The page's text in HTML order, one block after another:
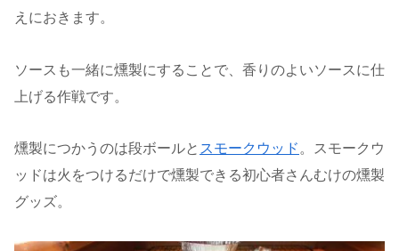
えにおきます。
ソースも一緒に燻製にすることで、香りのよいソースに仕
上げる作戦です。
燻製につかうのは段ボールと スモークウッド。スモークウ
ッドは火をつけるだけで燻製できる初心者さんむけの燻製
グッズ。